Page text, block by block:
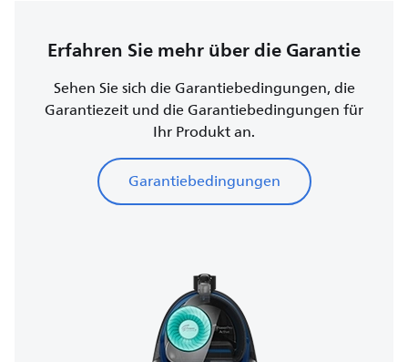
Erfahren Sie mehr über die Garantie
Sehen Sie sich die Garantiebedingungen, die
Garantiezeit und die Garantiebedingungen für
Ihr Produkt an.
Garantiebedingungen